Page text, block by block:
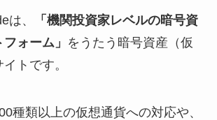
は、
「機関投資家レベルの暗号資
ォーム」 をうたう暗号資産（仮
トです。
種類以上の仮想通貨への対応や、